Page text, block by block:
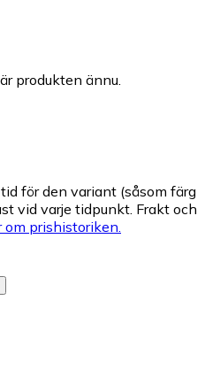
produkten ännu.
för den variant (såsom färg
vid varje tidpunkt. Frakt och
om prishistoriken.